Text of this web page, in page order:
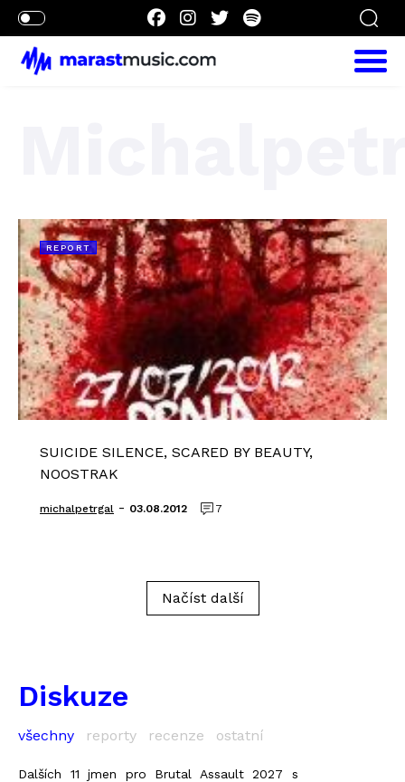
REPORT
SUICIDE SILENCE, SCARED BY BEAUTY,
NOOSTRAK
michalpetrgal - 03.08.2012 7
Načíst další
Diskuze
všechny reporty recenze ostatní
Dalších 11 jmen pro Brutal Assault 2027 s